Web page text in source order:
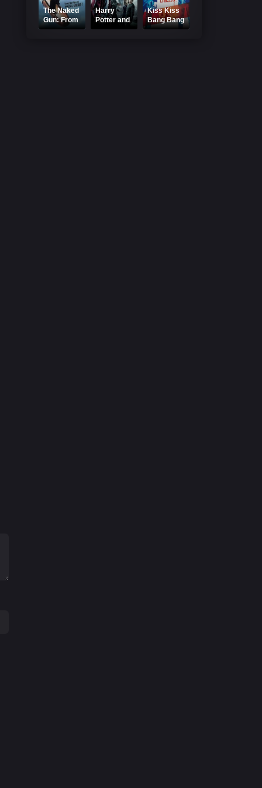
The Naked
Gun: From
the Files of
Harry
Potter and
the Half-
Kiss Kiss
Bang Bang
2005